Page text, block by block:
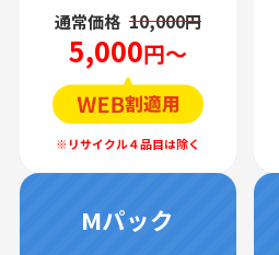
通常価格 10,000円
5,000円～
Mパック